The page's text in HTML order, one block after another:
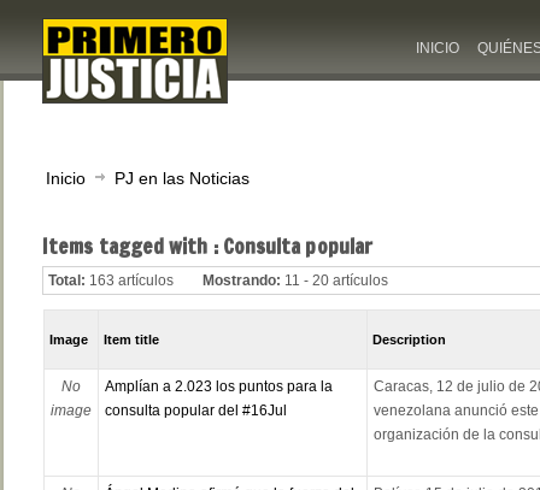
INICIO
Inicio PJ en las Noticias
Items tagged with : Consulta popular
Total: 163 artículos Mostrando: 11 - 20 artículos
Image Item title Description
No
image
Amplían a 2.023 los puntos para la
consulta popular del #16Jul
Caracas, 12 de julio de
venezolana anunció
organización de la